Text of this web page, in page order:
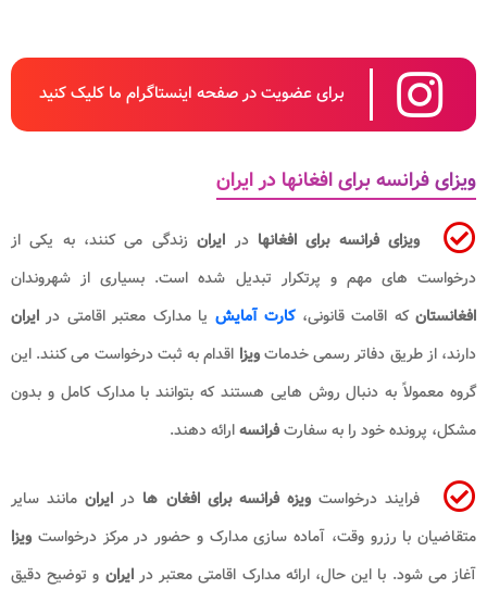
برای عضویت در صفحه اینستاگرام ما کلیک کنید
ویزای فرانسه برای افغانها در ایران
ویزای فرانسه برای افغانها در ایران زندگی می کنند، به یکی از
درخواست های مهم و پرتکرار تبدیل شده است. بسیاری از شهروندان
افغانستانکه اقامت قانونی،کارت آمایش یا مدارک معتبر اقامتی در ایران
دارند، از طریق دفاتر رسمی خدماتویزا اقدام به ثبت درخواست می کنند. این
گروه معمولاً به دنبال روش هایی هستند که بتوانند با مدارک کامل و بدون
مشکل، پرونده خود را به سفارتفرانسهارائه دهند.
فرایند درخواستویزه فرانسه برای افغان ها در ایرانمانند سایر
متقاضیان با رزرو وقت، آماده سازی مدارک و حضور در مرکز درخواست ویزا
آغاز می شود. با این حال، ارائه مدارک اقامتی معتبر درایران و توضیح دقیق